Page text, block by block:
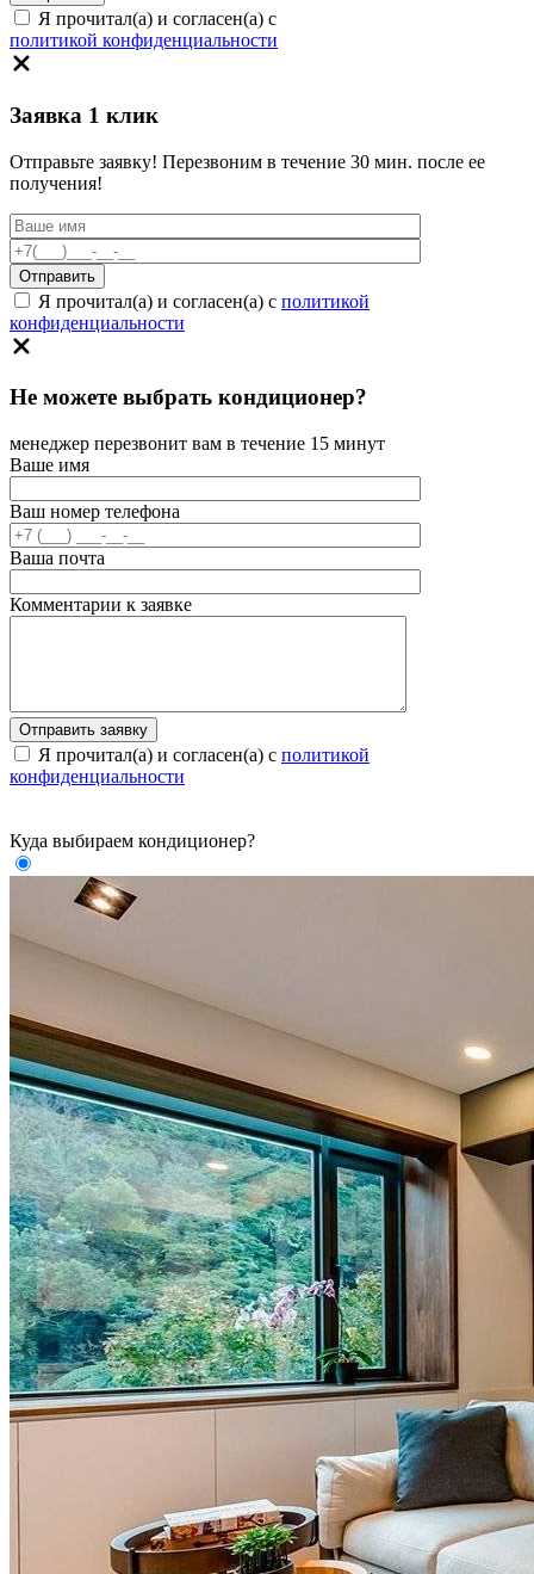
Я прочитал(а) и согласен(а) с
политикой конфиденциальности
Заявка 1 клик
Отправьте заявку! Перезвоним в течение 30 мин. после ее
получения!
Я прочитал(а) и согласен(а) с политикой
конфиденциальности
Не можете выбрать кондиционер?
менеджер перезвонит вам в течение 15 минут
Ваше имя
Ваш номер телефона
Ваша почта
Комментарии к заявке
Я прочитал(а) и согласен(а) с политикой
конфиденциальности
Куда выбираем кондиционер?